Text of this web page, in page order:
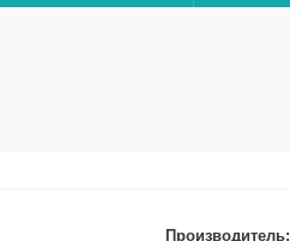
Производитель: